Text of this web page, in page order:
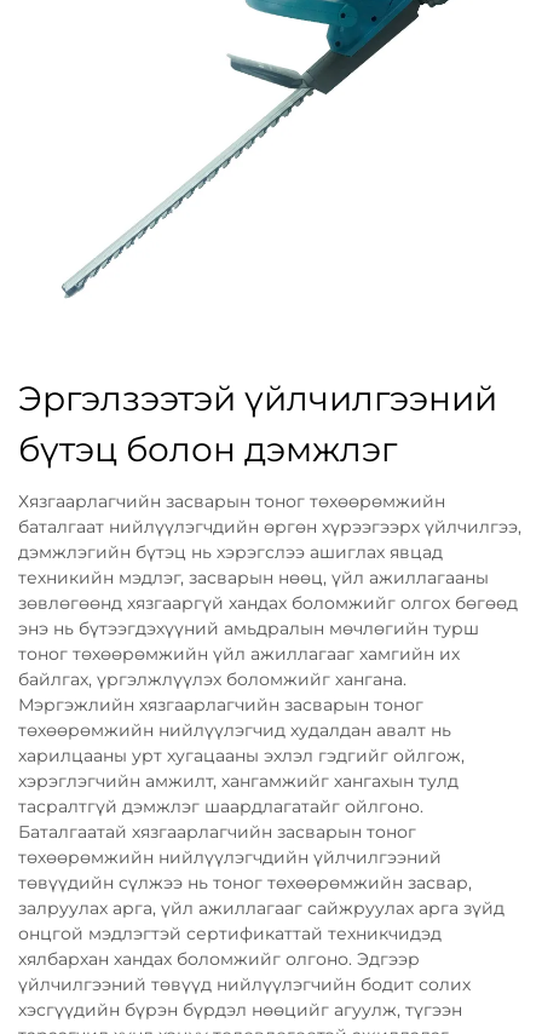
Эргэлзээтэй үйлчилгээний
бүтэц болон дэмжлэг
Хязгаарлагчийн засварын тоног төхөөрөмжийн
баталгаат нийлүүлэгчдийн өргөн хүрээгээрх үйлчилгээ,
дэмжлэгийн бүтэц нь хэрэгслээ ашиглах явцад
техникийн мэдлэг, засварын нөөц, үйл ажиллагааны
зөвлөгөөнд хязгааргүй хандах боломжийг олгох бөгөөд
энэ нь бүтээгдэхүүний амьдралын мөчлөгийн турш
тоног төхөөрөмжийн үйл ажиллагааг хамгийн их
байлгах, үргэлжлүүлэх боломжийг хангана.
Мэргэжлийн хязгаарлагчийн засварын тоног
төхөөрөмжийн нийлүүлэгчид худалдан авалт нь
харилцааны урт хугацааны эхлэл гэдгийг ойлгож,
хэрэглэгчийн амжилт, хангамжийг хангахын тулд
тасралтгүй дэмжлэг шаардлагатайг ойлгоно.
Баталгаатай хязгаарлагчийн засварын тоног
төхөөрөмжийн нийлүүлэгчдийн үйлчилгээний
төвүүдийн сүлжээ нь тоног төхөөрөмжийн засвар,
залруулах арга, үйл ажиллагааг сайжруулах арга зүйд
онцгой мэдлэгтэй сертификаттай техникчидэд
хялбархан хандах боломжийг олгоно. Эдгээр
үйлчилгээний төвүүд нийлүүлэгчийн бодит солих
хэсгүүдийн бүрэн бүрдэл нөөцийг агуулж, түгээн